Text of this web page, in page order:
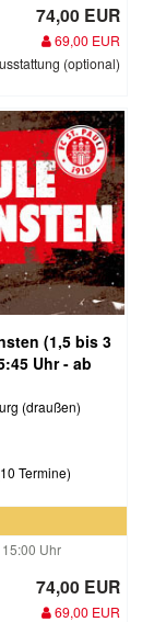
74,00 EUR
69,00 EUR
(optional)
(1,5 bis 3
Uhr - ab
(draußen)
Termine)
Uhr
74,00 EUR
69,00 EUR